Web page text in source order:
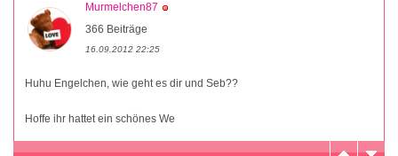
Murmelchen87
366 Beiträge
16.09.2012 22:25
Huhu Engelchen, wie geht es dir und Seb??
Hoffe ihr hattet ein schönes We